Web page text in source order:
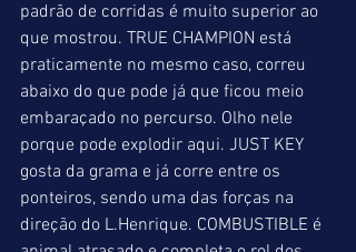
padrão de corridas é muito superior ao
que mostrou. TRUE CHAMPION está
praticamente no mesmo caso, correu
abaixo do que pode já que ficou meio
embaraçado no percurso. Olho nele
porque pode explodir aqui. JUST KEY
gosta da grama e já corre entre os
ponteiros, sendo uma das forças na
direção do L.Henrique. COMBUSTIBLE é